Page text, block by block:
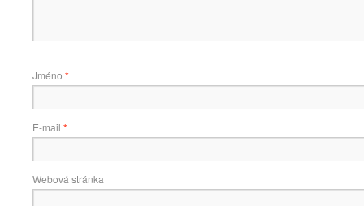
Jméno *
E-mail *
Webová stránka